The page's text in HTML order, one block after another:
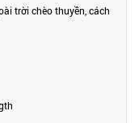
trời chèo thuyền, cách